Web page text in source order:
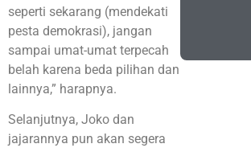
seperti sekarang (mendekati
pesta demokrasi), jangan
sampai umat-umat terpecah
belah karena beda pilihan dan
lainnya,” harapnya.
Selanjutnya, Joko dan
jajarannya pun akan segera